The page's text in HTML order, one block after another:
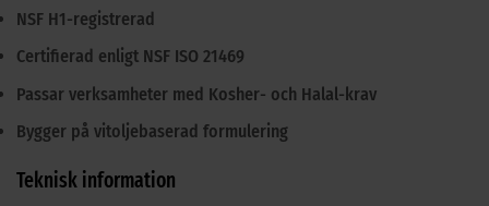
NSF H1-registrerad
Certifierad enligt NSF ISO 21469
Passar verksamheter med Kosher- och Halal-krav
Bygger på vitoljebaserad formulering
Teknisk information